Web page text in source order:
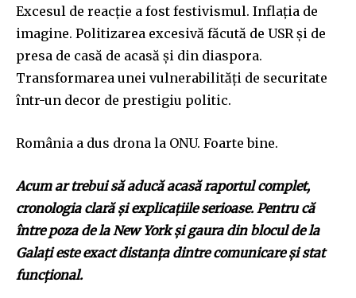
Excesul de reacție a fost festivismul. Inflația de
imagine. Politizarea excesivă făcută de USR și de
presa de casă de acasă și din diaspora.
Transformarea unei vulnerabilități de securitate
într-un decor de prestigiu politic.
România a dus drona la ONU. Foarte bine.
Acum ar trebui să aducă acasă raportul complet,
cronologia clară și explicațiile serioase. Pentru că
între poza de la New York și gaura din blocul de la
Galați este exact distanța dintre comunicare și stat
funcțional.